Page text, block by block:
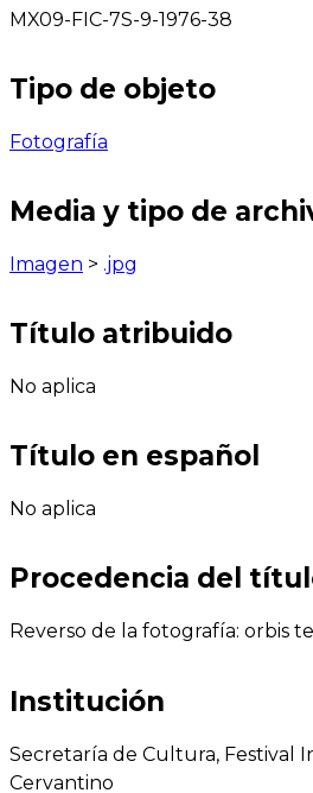
MX09-FIC-7S-9-1976-38
Tipo de objeto
Fotografía
Media y tipo de
Imagen > .jpg
Título atribuido
No aplica
Título en español
No aplica
Procedencia del
Reverso de la fotografía: orbis
Institución
Secretaría de Cultura, Festival
Cervantino